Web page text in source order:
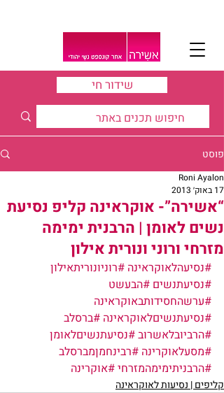
שידור חי
פוסט
“אשירה”- אוקראינה קליפ נסיעת
נשים לאומן | הרבנית ימימה
מזרחי ורוני ונורית אילון
Roni Ayalon
17 באוק׳ 2013
#נסיעהלאוקראינה #רוניונוריתאילון
#נסיעתנשים #הבעשט
#ערשהחסידותבאוקראינה
#נסיעתנשיםלאוקראינה #ברסלב
#הרביובלאשרוב#נסיעתנשיםלאומן
#מסעלאוקרינה #רבינחמןמברסלב
#הרבניתימימהמזרחי#אוקרינה
קליפים | נסיעות לאוקראינה